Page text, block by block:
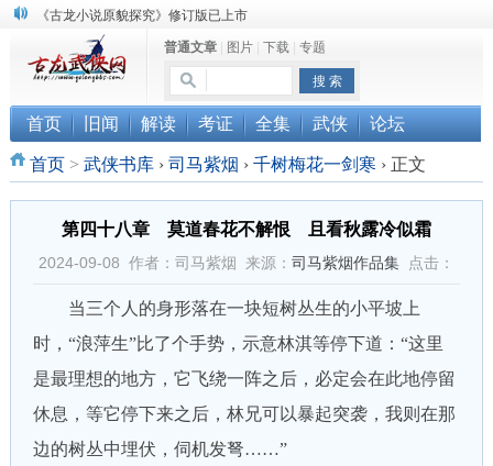
顾雪衣《古龙武侠小说知见录》上市
“武侠书库”查缺补漏活动圆满结束
《古龙小说原貌探究》修订版已上市
普通文章| 图片| 下载| 专题
首页 旧闻 解读 考证 全集 武侠 论坛
首页> 武侠书库 › 司马紫烟 › 千树梅花一剑寒 ›正文
第四十八章 莫道春花不解恨 且看秋露冷似霜
2024-09-08 作者：司马紫烟 来源： 司马紫烟作品集点击：
当三个人的身形落在一块短树丛生的小平坡上
时，“浪萍生”比了个手势，示意林淇等停下道：“这里
是最理想的地方，它飞绕一阵之后，必定会在此地停留
休息，等它停下来之后，林兄可以暴起突袭，我则在那
边的树丛中埋伏，伺机发弩……”